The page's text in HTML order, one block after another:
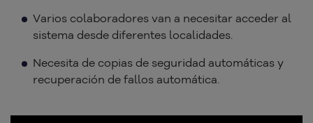
Varios colaboradores van a necesitar acceder al
sistema desde diferentes localidades.
Necesita de copias de seguridad automáticas y
recuperación de fallos automática.